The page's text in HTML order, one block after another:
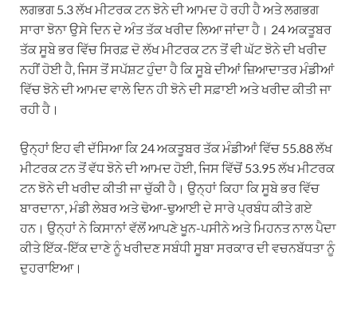
ਲਗਭਗ 5.3 ਲੱਖ ਮੀਟਰਕ ਟਨ ਝੋਨੇ ਦੀ ਆਮਦ ਹੋ ਰਹੀ ਹੈ ਅਤੇ ਲਗਭਗ
ਸਾਰਾ ਝੋਨਾ ਉਸੇ ਦਿਨ ਦੇ ਅੰਤ ਤੱਕ ਖਰੀਦ ਲਿਆ ਜਾਂਦਾ ਹੈ। 24 ਅਕਤੂਬਰ
ਤੱਕ ਸੂਬੇ ਭਰ ਵਿੱਚ ਸਿਰਫ਼ ਦੋ ਲੱਖ ਮੀਟਰਕ ਟਨ ਤੋਂ ਵੀ ਘੱਟ ਝੋਨੇ ਦੀ ਖਰੀਦ
ਨਹੀਂ ਹੋਈ ਹੈ, ਜਿਸ ਤੋਂ ਸਪੱਸ਼ਟ ਹੁੰਦਾ ਹੈ ਕਿ ਸੂਬੇ ਦੀਆਂ ਜ਼ਿਆਦਾਤਰ ਮੰਡੀਆਂ
ਵਿੱਚ ਝੋਨੇ ਦੀ ਆਮਦ ਵਾਲੇ ਦਿਨ ਹੀ ਝੋਨੇ ਦੀ ਸਫ਼ਾਈ ਅਤੇ ਖਰੀਦ ਕੀਤੀ ਜਾ
ਰਹੀ ਹੈ।
ਉਨ੍ਹਾਂ ਇਹ ਵੀ ਦੱਸਿਆ ਕਿ 24 ਅਕਤੂਬਰ ਤੱਕ ਮੰਡੀਆਂ ਵਿੱਚ 55.88 ਲੱਖ
ਮੀਟਰਕ ਟਨ ਤੋਂ ਵੱਧ ਝੋਨੇ ਦੀ ਆਮਦ ਹੋਈ, ਜਿਸ ਵਿੱਚੋਂ 53.95 ਲੱਖ ਮੀਟਰਕ
ਟਨ ਝੋਨੇ ਦੀ ਖਰੀਦ ਕੀਤੀ ਜਾ ਚੁੱਕੀ ਹੈ। ਉਨ੍ਹਾਂ ਕਿਹਾ ਕਿ ਸੂਬੇ ਭਰ ਵਿੱਚ
ਬਾਰਦਾਨਾ, ਮੰਡੀ ਲੇਬਰ ਅਤੇ ਢੋਆ-ਢੁਆਈ ਦੇ ਸਾਰੇ ਪ੍ਰਬੰਧ ਕੀਤੇ ਗਏ
ਹਨ। ਉਨ੍ਹਾਂ ਨੇ ਕਿਸਾਨਾਂ ਵੱਲੋਂ ਆਪਣੇ ਖੂਨ-ਪਸੀਨੇ ਅਤੇ ਮਿਹਨਤ ਨਾਲ ਪੈਦਾ
ਕੀਤੇ ਇੱਕ-ਇੱਕ ਦਾਣੇ ਨੂੰ ਖਰੀਦਣ ਸਬੰਧੀ ਸੂਬਾ ਸਰਕਾਰ ਦੀ ਵਚਨਬੱਧਤਾ ਨੂੰ
ਦੁਹਰਾਇਆ।